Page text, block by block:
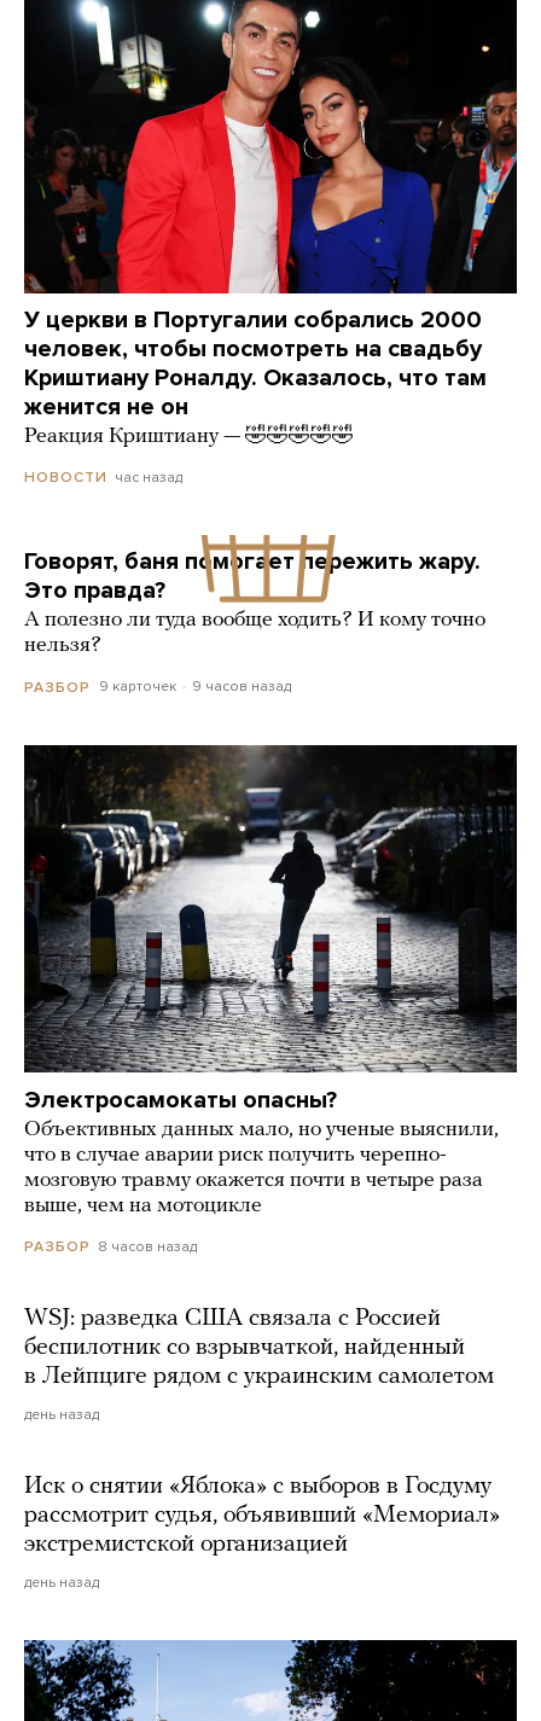
У церкви в Португалии собрались 2000
человек, чтобы посмотреть на свадьбу
Криштиану Роналду. Оказалось, что там
женится не он
Реакция Криштиану — 🤣🤣🤣🤣🤣
НОВОСТИ час назад
Говорят, баня помогает пережить жару.
Это правда?
А полезно ли туда вообще ходить? И кому точно
нельзя?
РАЗБОР 9 карточек 9 часов назад
Электросамокаты опасны?
Объективных данных мало, но ученые выяснили,
что в случае аварии риск получить черепно-
мозговую травму окажется почти в четыре раза
выше, чем на мотоцикле
РАЗБОР 8 часов назад
WSJ: разведка США связала с Россией
беспилотник со взрывчаткой, найденный
в Лейпциге рядом с украинским самолетом
день назад
Иск о снятии «Яблока» с выборов в Госдуму
рассмотрит судья, объявивший «Мемориал»
экстремистской организацией
день назад